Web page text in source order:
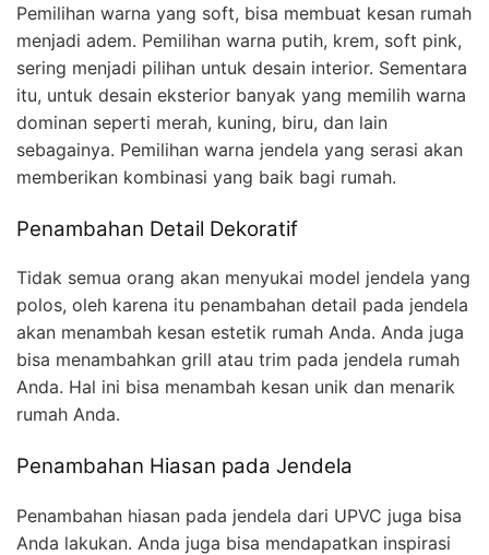
Pemilihan warna yang soft, bisa membuat kesan rumah
menjadi adem. Pemilihan warna putih, krem, soft pink,
sering menjadi pilihan untuk desain interior. Sementara
itu, untuk desain eksterior banyak yang memilih warna
dominan seperti merah, kuning, biru, dan lain
sebagainya. Pemilihan warna jendela yang serasi akan
memberikan kombinasi yang baik bagi rumah.
Penambahan Detail Dekoratif
Tidak semua orang akan menyukai model jendela yang
polos, oleh karena itu penambahan detail pada jendela
akan menambah kesan estetik rumah Anda. Anda juga
bisa menambahkan grill atau trim pada jendela rumah
Anda. Hal ini bisa menambah kesan unik dan menarik
rumah Anda.
Penambahan Hiasan pada Jendela
Penambahan hiasan pada jendela dari UPVC juga bisa
Anda lakukan. Anda juga bisa mendapatkan inspirasi